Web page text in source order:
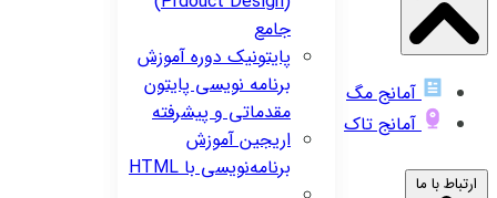
جامع
پایتونیکدوره آموزش
برنامه نویسی پایتون
مقدماتی و پیشرفته
اریجینآموزش
برنامه‌نویسی با HTML
آمانج مگ
آمانج تاک
ارتباط با ما